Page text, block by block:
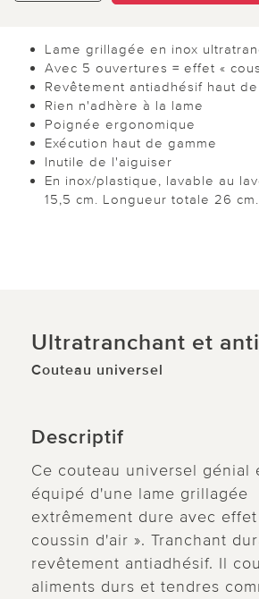
Lame grillagée en inox
Avec 5 ouvertures = effet «
Revêtement antiadhésif haut
Rien n'adhère à la lame
Poignée ergonomique
Exécution haut de gamme
Inutile de l'aiguiser
En inox/plastique, lavable au
15,5 cm. Longueur totale 26 cm.
Ultratranchant et
Couteau universel
Descriptif
Ce couteau universel génial
équipé d'une lame grillagée
extrêmement dure avec effet
coussin d'air ». Tranchant
revêtement antiadhésif. Il
aliments durs et tendres